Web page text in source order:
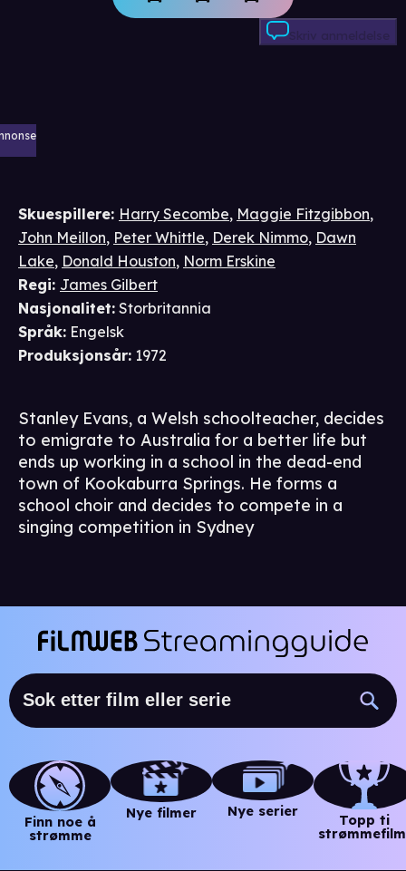
Skriv anmeldelse
Skuespillere: Harry Secombe, Maggie Fitzgibbon,
John Meillon, Peter Whittle, Derek Nimmo, Dawn
Lake, Donald Houston, Norm Erskine
Regi: James Gilbert
Nasjonalitet: Storbritannia
Språk: Engelsk
Produksjonsår: 1972
Stanley Evans, a Welsh schoolteacher, decides
to emigrate to Australia for a better life but
ends up working in a school in the dead-end
town of Kookaburra Springs. He forms a
school choir and decides to compete in a
singing competition in Sydney
Finn noe å
strømme
Nye filmer Nye serier
Topp ti